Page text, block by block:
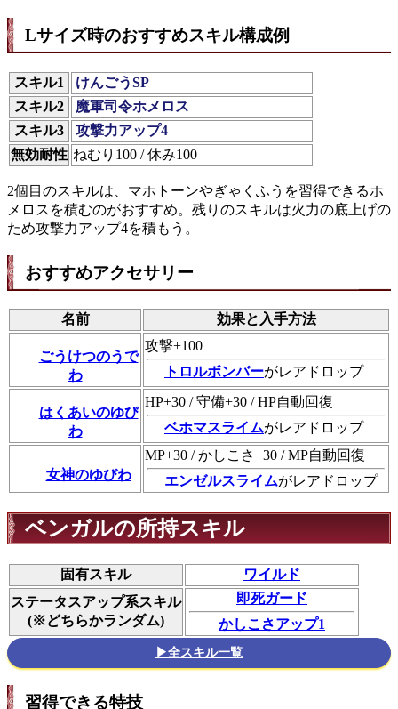
Lサイズ時のおすすめスキル構成例
スキル1
けんごうSP
スキル2
魔軍司令ホメロス
スキル3
攻撃力アップ4
無効耐性 ねむり100 / 休み100
2個目のスキルは、マホトーンやぎゃくふうを習得できるホ
メロスを積むのがおすすめ。残りのスキルは火力の底上げの
ため攻撃力アップ4を積もう。
おすすめアクセサリー
名前 効果と入手方法
ごうけつのうで
わ
攻撃+100
トロルボンバーがレアドロップ
はくあいのゆび
わ
HP+30 / 守備+30 / HP自動回復
ベホマスライムがレアドロップ
女神のゆびわ
MP+30 / かしこさ+30 / MP自動回復
エンゼルスライムがレアドロップ
ベンガルの所持スキル
固有スキル
ワイルド
ステータスアップ系スキル
(※どちらかランダム)
即死ガード
かしこさアップ1
▶全スキル一覧
習得できる特技